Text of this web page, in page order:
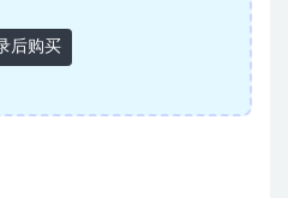
后购买